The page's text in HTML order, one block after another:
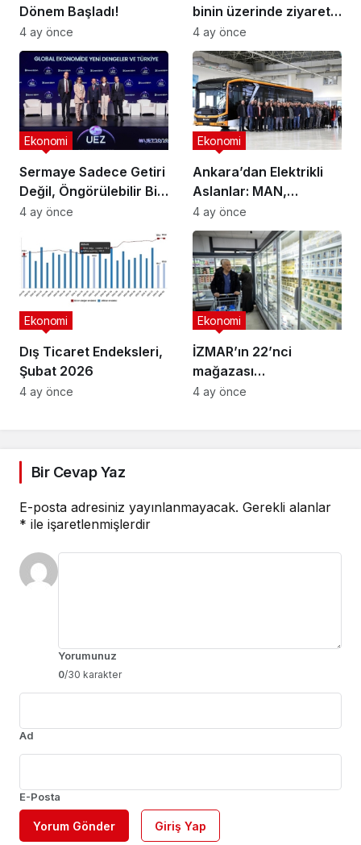
Dönem Başladı!
4 ay önce
binin üzerinde ziyaretçi
ağırladı
4 ay önce
Sermaye Sadece Getiri
Değil, Öngörülebilir Bir
Ortam Arıyor
Ekonomi
4 ay önce
Ankara’dan Elektrikli
Aslanlar: MAN,
Ankara’daki
fabrikasında eBus
üretimine başladı
Ekonomi
4 ay önce
Dış Ticaret Endeksleri,
Şubat 2026
Ekonomi
4 ay önce
İZMAR’ın 22’nci
mağazası
Osmangazi’de açıldı
Ekonomi
4 ay önce
Bir Cevap Yaz
E-posta adresiniz yayınlanmayacak. Gerekli alanlar
* ile işaretlenmişlerdir
Yorumunuz
0/30 karakter
Ad
E-Posta
Yorum Gönder Giriş Yap